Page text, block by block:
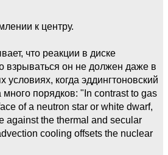
к центру.
что реакции в диске
взрываться он не должен даже в
когда эддингтоновский
порядков: "In contrast to gas
of a neutron star or white dwarf,
against the thermal and secular
cooling offsets the nuclear